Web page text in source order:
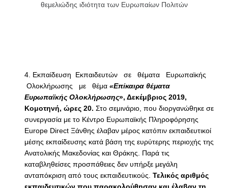
θεμελιώδης ιδιότητα των Ευρωπαίων Πολιτών
Εκπαίδευση Εκπαιδευτών σε θέματα Ευρωπαϊκής
Ολοκλήρωσης με θέμα «Επίκαιρα θέματα
Ευρωπαϊκής Ολοκλήρωσης», Δεκέμβριος 2019,
Κομοτηνή, ώρες 20. Στο σεμινάριο, που διοργανώθηκε σε
συνεργασία με το Κέντρο Ευρωπαϊκής Πληροφόρησης
Europe Direct Ξάνθης έλαβαν μέρος κατόπιν εκπαιδευτικοί
μέσης εκπαίδευσης κατά βάση της ευρύτερης περιοχής της
Ανατολικής Μακεδονίας και Θράκης. Παρά τις
καταβληθείσες προσπάθειες δεν υπήρξε μεγάλη
ανταπόκριση από τους εκπαιδευτικούς. Τελικός αριθμός